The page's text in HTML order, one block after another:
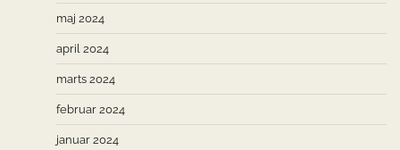
maj 2024
april 2024
marts 2024
februar 2024
januar 2024